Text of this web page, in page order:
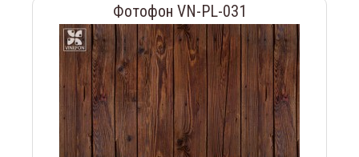
Фотофон VN-PL-031